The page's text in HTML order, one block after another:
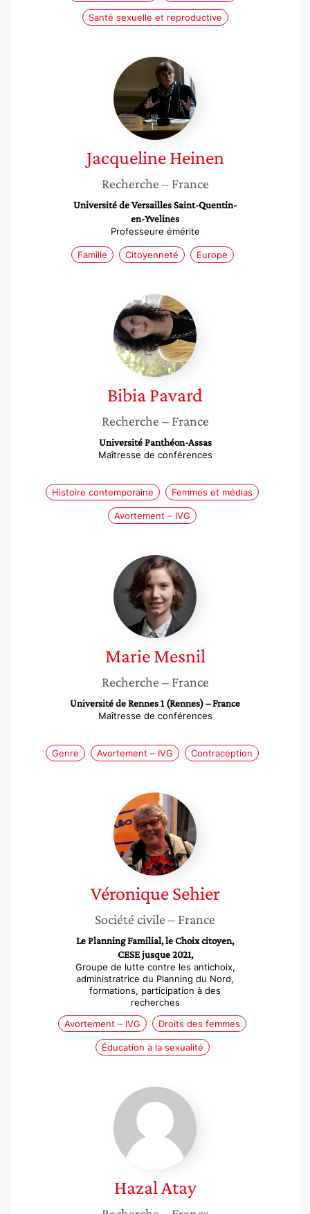
Santé sexuelle et reproductive
Jacqueline
Heinen
Jacqueline Heinen
Recherche – France
Université de Versailles Saint-Quentin-
en-Yvelines
Professeure émérite
Famille Citoyenneté Europe
Bibia
Pavard
BibiaPavard
Recherche – France
Université Panthéon-Assas
Maîtresse de conférences
Histoire contemporaine Femmes et médias
Avortement – IVG
Marie
Mesnil
Marie Mesnil
Recherche – France
Université de Rennes 1 (Rennes) – France
Maîtresse de conférences
Genre Avortement – IVG Contraception
Véronique
Sehier
Véronique Sehier
Société civile – France
Le Planning Familial, le Choix citoyen,
CESE jusque 2021,
Groupe de lutte contre les antichoix,
administratrice du Planning du Nord,
formations, participation à des
recherches
Avortement – IVG
Droits des femmes
Éducation à la sexualité
Hazal
Atay
HazalAtay